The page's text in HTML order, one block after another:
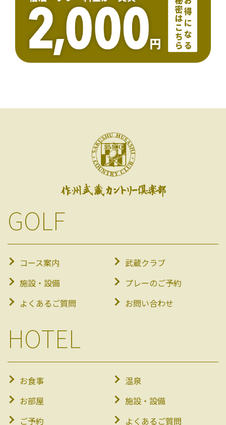
GOLF
コース案内
武蔵クラブ
施設・設備
プレーのご予約
よくあるご質問
お問い合わせ
HOTEL
お食事
温泉
お部屋
施設・設備
ご予約
よくあるご質問